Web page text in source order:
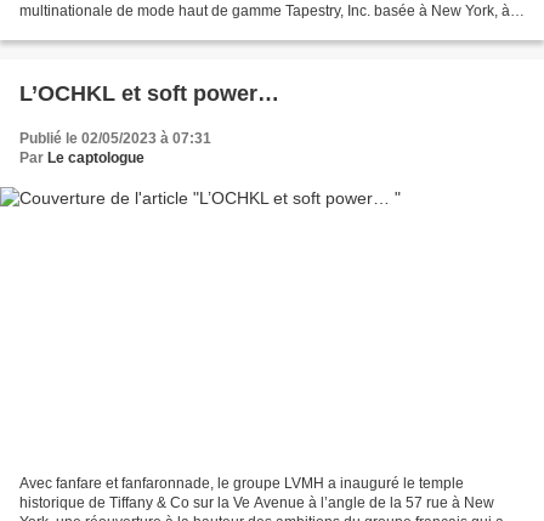
multinationale de mode haut de gamme Tapestry, Inc. basée à New York, à
L’OCHKL et soft power…
Publié le 02/05/2023 à 07:31
Par Le captologue
Avec fanfare et fanfaronnade, le groupe LVMH a inauguré le temple
historique de Tiffany & Co sur la Ve Avenue à l’angle de la 57 rue à New